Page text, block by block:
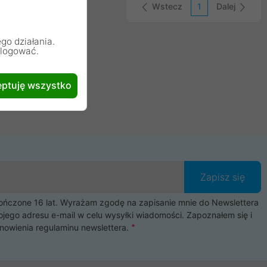
Wstecz 1 Dalej
Zapisz się
16 lat. Wyrażam zgodę na zapisanie mnie do Newslettera
adresu e-mail w celu wysyłki wiadomości. Zapoznałem się i
regulaminu newslettera.
działania.
wszystko